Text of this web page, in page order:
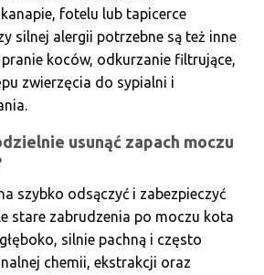
fotelu lub tapicerce
silnej alergii potrzebne są też inne
koców, odkurzanie filtrujące,
zwierzęcia do sypialni i
usunąć zapach moczu
szybko odsączyć i zabezpieczyć
stare zabrudzenia po moczu kota
silnie pachną i często
chemii, ekstrakcji oraz